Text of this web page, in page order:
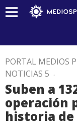
PORTAL MEDIOS
NOTICIAS 5 .
Suben a
operación
historia de